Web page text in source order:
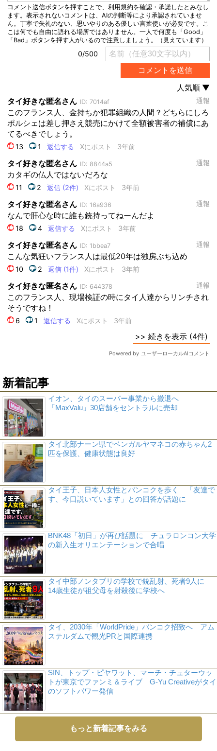
新着記事
イオン、タイのスーパー事業から撤退へ
「MaxValu」30店舗をセントラルに売却
タイ北部ナーン県でベンガルヤマネコの赤ちゃん2
匹を保護、健康状態は良好
タイ王子、日本人女性とバンコクを歩く 「友達で
す、今口説いています」との回答が話題に
BNK48「初日」が再び話題に チュラロンコン大学
の新入生オリエンテーションで合唱
タイ中部ノンタブリの学校で銃乱射、死者9人に
14歳生徒が祖父母を射殺後に学校へ
タイ、2030年「WorldPride」バンコク招致へ アム
ステルダムで観光PRと国際連携
SIN、トップ・ピヤワット、マーチ・チュターウッ
トが東京でファンミ＆ライブ G-Yu Creativeがタイ
のソフトパワー発信
もっと新着記事をみる